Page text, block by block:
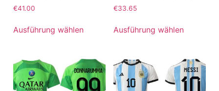
€41.00
Ausführung wählen
€33.65
Ausführung wählen